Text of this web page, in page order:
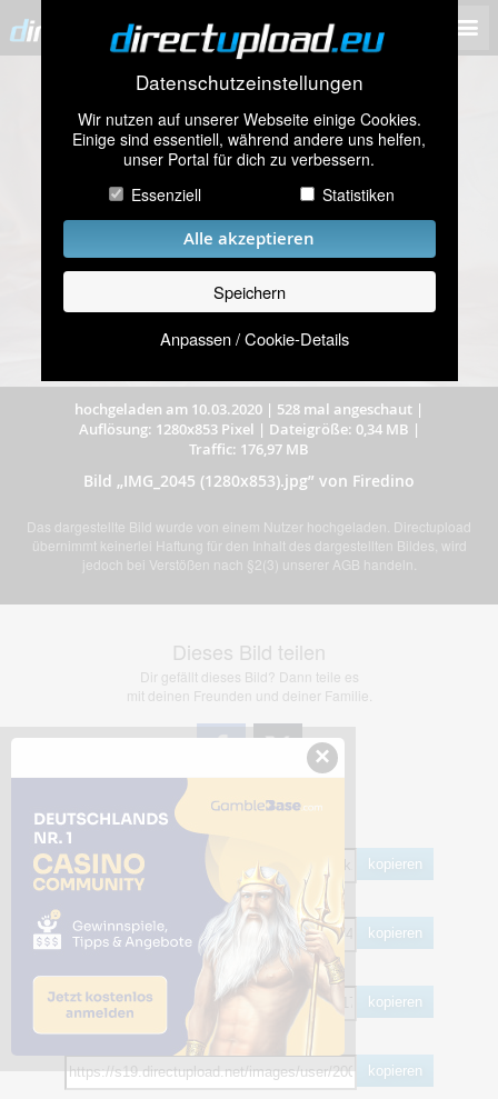
Datenschutzeinstellungen
Wir nutzen auf unserer Webseite einige Cookies.
Einige sind essentiell, während andere uns helfen,
unser Portal für dich zu verbessern.
Essenziell
Statistiken
Alle akzeptieren
Speichern
Anpassen / Cookie-Details
hochgeladen am 10.03.2020 | 528 mal angeschaut |
Auflösung: 1280x853 Pixel | Dateigröße: 0,34 MB |
Traffic: 176,97 MB
Bild „IMG_2045 (1280x853).jpg” von Firedino
Das dargestellte Bild wurde von einem Nutzer hochgeladen. Directupload
übernimmt keinerlei Haftung für den Inhalt des dargestellten Bildes, wird
jedoch bei Verstößen nach §2(3) unserer AGB handeln.
Dieses Bild teilen
Dir gefällt dieses Bild? Dann teile es
mit deinen Freunden und deiner Familie.
Share Links
kopieren
HTML
kopieren
BB Code
kopieren
kopieren
×